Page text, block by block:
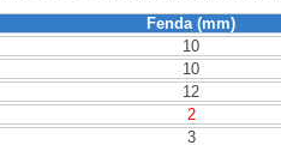
Fenda (mm)
10
10
12
2
3